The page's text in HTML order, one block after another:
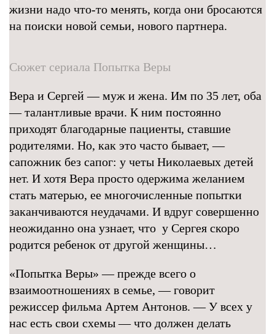
жизни надо что-то менять, когда они бросаются
на поиски новой семьи, нового партнера.
Сюжет сериала Попытка Веры
Вера и Сергей — муж и жена. Им по 35 лет, оба
— талантливые врачи. К ним постоянно
приходят благодарные пациенты, ставшие
родителями. Но, как это часто бывает, —
сапожник без сапог: у четы Николаевых детей
нет. И хотя Вера просто одержима желанием
стать матерью, ее многочисленные попытки
заканчиваются неудачами. И вдруг совершенно
неожиданно она узнает, что у Сергея скоро
родится ребенок от другой женщины…
«Попытка Веры» — прежде всего о
взаимоотношениях в семье, — говорит
режиссер фильма Артем Антонов. — У всех у
нас есть свои схемы — что должен делать